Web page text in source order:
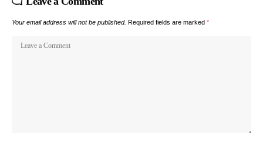
Your email address will not be published. Required fields are marked *